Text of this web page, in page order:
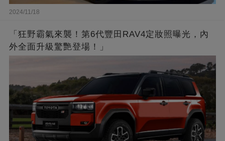
2024/11/18
「狂野霸氣來襲！第6代豐田RAV4定妝照曝光，內
外全面升級驚艷登場！」